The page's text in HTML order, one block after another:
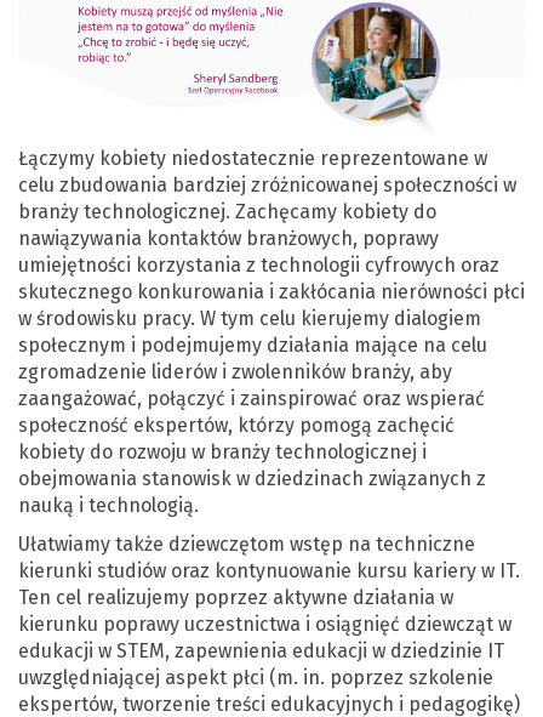
Łączymy kobiety niedostatecznie reprezentowane w
celu zbudowania bardziej zróżnicowanej społeczności w
branży technologicznej. Zachęcamy kobiety do
nawiązywania kontaktów branżowych, poprawy
umiejętności korzystania z technologii cyfrowych oraz
skutecznego konkurowania i zakłócania nierówności płci
w środowisku pracy. W tym celu kierujemy dialogiem
społecznym i podejmujemy działania mające na celu
zgromadzenie liderów i zwolenników branży, aby
zaangażować, połączyć i zainspirować oraz wspierać
społeczność ekspertów, którzy pomogą zachęcić
kobiety do rozwoju w branży technologicznej i
obejmowania stanowisk w dziedzinach związanych z
nauką i technologią.
Ułatwiamy także dziewczętom wstęp na techniczne
kierunki studiów oraz kontynuowanie kursu kariery w IT.
Ten cel realizujemy poprzez aktywne działania w
kierunku poprawy uczestnictwa i osiągnięć dziewcząt w
edukacji w STEM, zapewnienia edukacji w dziedzinie IT
uwzględniającej aspekt płci (m. in. poprzez szkolenie
ekspertów, tworzenie treści edukacyjnych i pedagogikę)